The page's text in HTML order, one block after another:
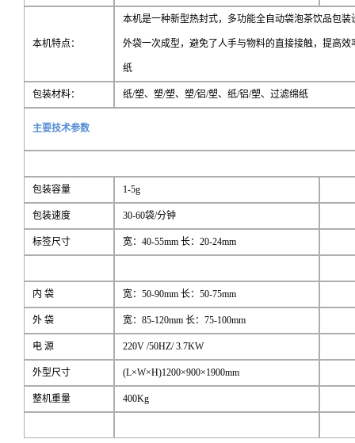
本机特点：
本机是一种新型热封式，多功能全自动袋泡茶饮品包
外袋一次成型，避免了人手与物料的直接接触，提高
纸
包装材料： 纸/塑、塑/塑、塑/铝/塑、纸/铝/塑、过滤绵纸
主要技术参数
包装容量 1-5g
包装速度 30-60袋/分钟
标签尺寸 宽：40-55mm 长：20-24mm
内 袋 宽：50-90mm 长：50-75mm
外 袋 宽：85-120mm 长：75-100mm
电 源 220V /50HZ/ 3.7KW
外型尺寸 (L×W×H)1200×900×1900mm
整机重量 400Kg